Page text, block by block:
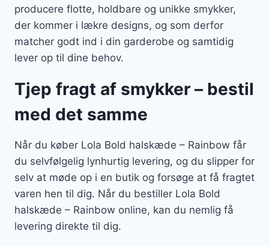
producere flotte, holdbare og unikke smykker,
der kommer i lækre designs, og som derfor
matcher godt ind i din garderobe og samtidig
lever op til dine behov.
Tjep fragt af smykker – bestil
med det samme
Når du køber Lola Bold halskæde – Rainbow får
du selvfølgelig lynhurtig levering, og du slipper for
selv at møde op i en butik og forsøge at få fragtet
varen hen til dig. Når du bestiller Lola Bold
halskæde – Rainbow online, kan du nemlig få
levering direkte til dig.